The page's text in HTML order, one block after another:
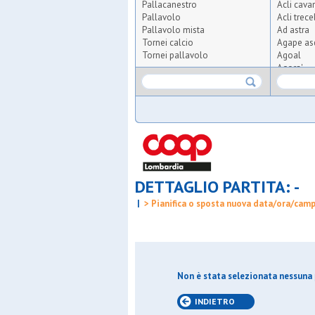
Pallacanestro
Pallavolo
Pallavolo mista
Tornei calcio
Tornei pallavolo
Acli
Acli
Ad astra
Agape
Agoal
Agora'
Agrisport
Aics olmi
Anni verdi
Anni verdi
Apo
Arca
Ardita
DETTAGLIO PARTITA: -
| > Pianifica o sposta nuova data/ora/
Non è stata selezionata
INDIETRO